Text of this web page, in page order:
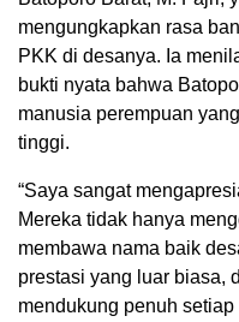
mengungkapkan rasa
PKK di desanya. Ia
bukti nyata bahwa
manusia perempuan
tinggi.
“Saya sangat
Mereka tidak hanya
membawa nama baik
prestasi yang luar biasa,
mendukung penuh